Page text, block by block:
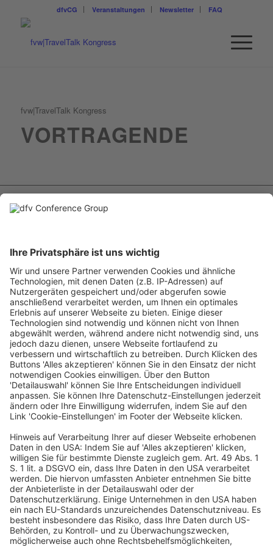
dfvCG Veranstaltungen Newsletter FAQ
fvw|TravelTalk Kongress
VORTRAGENDE
RITA MÜNCK
Leitende Redakteurin
fvw|TravelTalk
Rita Münck startete 2004 als Redakteurin bei der heutigen
fvw|TravelTalk. Es folgten Positionen im Bereich Team- und
Resort-Leitung. Thematisch hat sich die Diplom-Journalistin stets
mit dem Thema Luftfahrt beschäftigt, fühlt sich aber auch auf
allen anderen Feldern der Touristik heimisch und kann auf ein
großes Netzwerk verweisen. Vor ihrem Studium hat sie eine
Ausbildung zur Industriekauffrau bei der Bertelsmann AG
absolviert. Ihre Laufbahn im Journalismus begann 2000 bei
Focus Money. Es folgten Stationen bei der Süddeutschen
Zeitung und bei Ergo Kommunikation.
Ein Business-Event von: